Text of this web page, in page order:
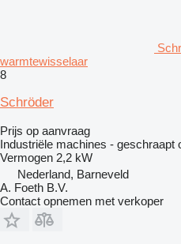
warmtewisselaar
8
Schröder
Prijs op aanvraag
Industriële machines -
Vermogen 2,2 kW
Nederland, Barneveld
A. Foeth B.V.
Contact opnemen met verkoper